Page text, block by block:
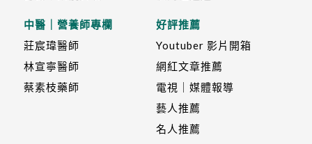
中醫｜營養師專欄
莊宸瑋醫師
林宣寧醫師
蔡素枝藥師
好評推薦
Youtuber 影片開箱
網紅文章推薦
電視｜媒體報導
藝人推薦
名人推薦